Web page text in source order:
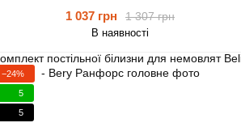
1 307 грн
1 037 грн
В наявності
−24%
5
5